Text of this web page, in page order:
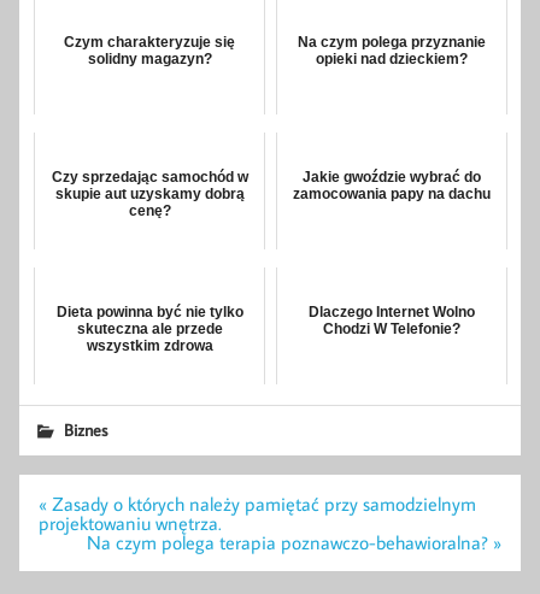
Czym charakteryzuje się
solidny magazyn?
Na czym polega przyznanie
opieki nad dzieckiem?
Czy sprzedając samochód w
skupie aut uzyskamy dobrą
cenę?
Jakie gwoździe wybrać do
zamocowania papy na dachu
Dieta powinna być nie tylko
skuteczna ale przede
wszystkim zdrowa
Dlaczego Internet Wolno
Chodzi W Telefonie?
Biznes
Nawigacja
wpisu
« Zasady o których należy pamiętać przy samodzielnym
projektowaniu wnętrza.
Na czym polega terapia poznawczo-behawioralna? »